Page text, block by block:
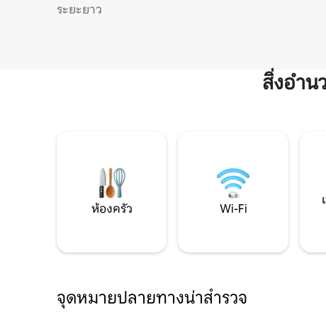
ระยะยาว
สิ่งอำ
ห้องครัว Wi-Fi
จุดหมายปลายทางน่าสำรวจ